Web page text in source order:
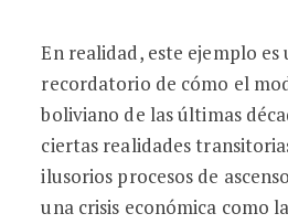
En realidad, este ejemplo es
recordatorio de cómo el
boliviano de las últimas
ciertas realidades
ilusorios procesos de
una crisis económica como